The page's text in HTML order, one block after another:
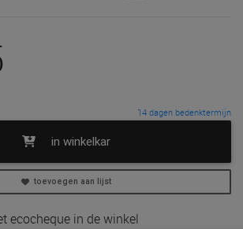
14 dagen bedenktermijn
in winkelkar
toevoegen aan lijst
ecocheque in de winkel